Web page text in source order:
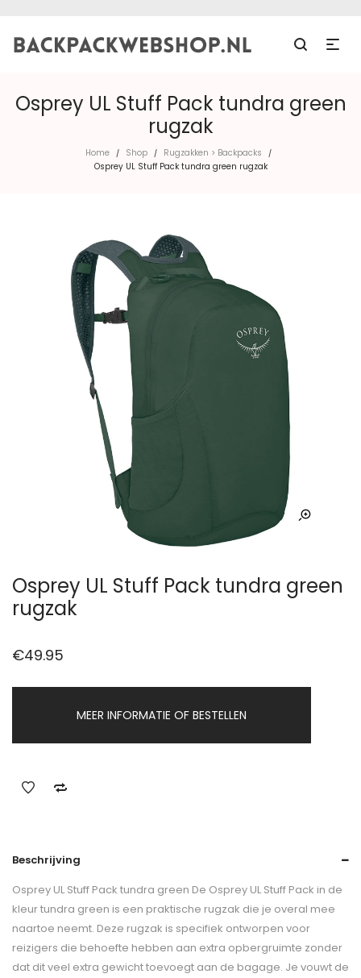
Osprey UL Stuff Pack tundra green
rugzak
Home / Shop / Rugzakken > Backpacks /
Osprey UL Stuff Pack tundra green rugzak
Osprey UL Stuff Pack tundra green
rugzak
€49.95
MEER INFORMATIE OF BESTELLEN
Beschrijving
Osprey UL Stuff Pack tundra green De Osprey UL Stuff Pack in de
kleur tundra green is een praktische rugzak die je overal mee
naartoe neemt. Deze rugzak is specifiek ontworpen voor
reizigers die behoefte hebben aan extra opbergruimte zonder
dat dit veel extra gewicht toevoegt aan de bagage. Je vouwt de